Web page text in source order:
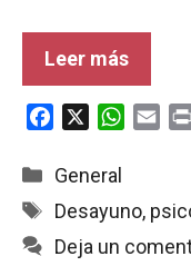
Leer más
c
b
o
W
s
A
l
Categorías
General
Etiquetas
Desayuno,
Deja un